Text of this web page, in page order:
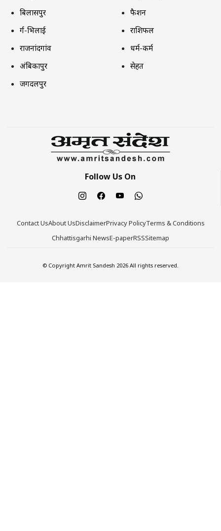
बिलासपुर
दुर्ग-भिलाई
राजनांदगांव
अंबिकापुर
जगदलपुर
फैशन
राशिफल
धर्म-कर्म
सेहत
Follow Us On
Contact UsAbout UsDisclaimerPrivacy PolicyTerms & Conditions
Chhattisgarhi NewsE-paperRSSSitemap
© Copyright Amrit Sandesh 2026 All rights reserved.